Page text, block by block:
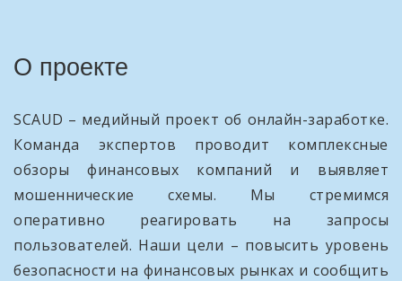
О проекте
SCAUD – медийный проект об онлайн-заработке.
Команда экспертов проводит комплексные
обзоры финансовых компаний и выявляет
мошеннические схемы. Мы стремимся
оперативно реагировать на запросы
пользователей. Наши цели – повысить уровень
безопасности на финансовых рынках и сообщить